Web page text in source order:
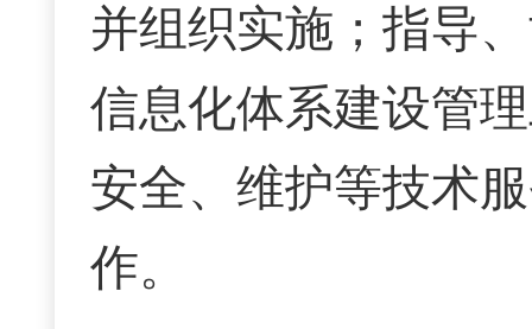
并组织实施；指导
信息化体系建设管
安全、维护等技术
作。